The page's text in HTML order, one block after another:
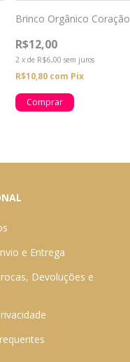
Brinco Orgânico Coração
R$12,00
2 xde R$6,00 sem juros
R$10,80 com Pix
e Entrega
Devoluções e